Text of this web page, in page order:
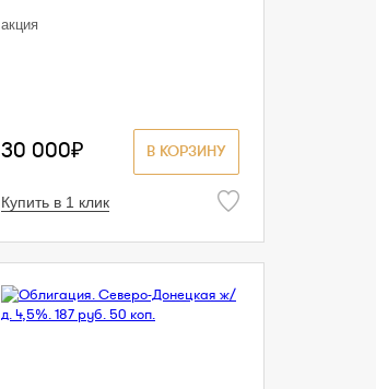
акция
В КОРЗИНУ
30 000₽
Купить в 1 клик